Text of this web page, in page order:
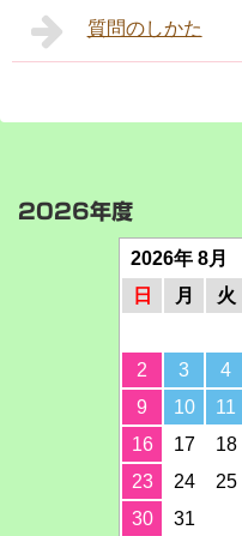
質問のしかた
2026年度
2026年 8月
日
月 火
2
3 4
9
10 11
16
17 18
23
24 25
30
31